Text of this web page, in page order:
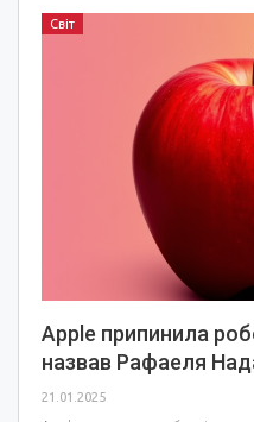
Світ
Apple припинила
назвав Рафаеля
21.01.2025